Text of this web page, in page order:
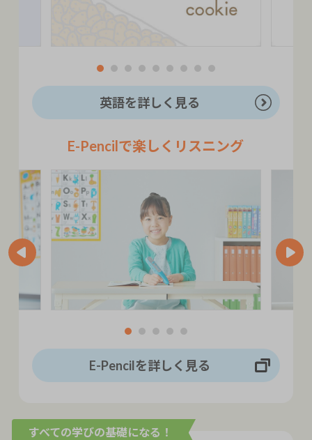
英語を詳しく見る
E-Pencilで楽しくリスニング
E-Pencilを詳しく見る
すべての学びの基礎になる！